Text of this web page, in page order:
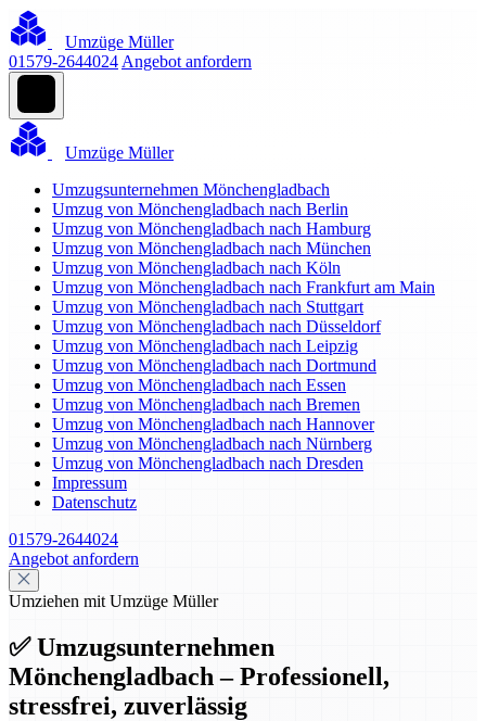
Umzüge Müller
01579-2644024 Angebot anfordern
Umzüge Müller
Umzugsunternehmen Mönchengladbach
Umzug von Mönchengladbach nach Berlin
Umzug von Mönchengladbach nach Hamburg
Umzug von Mönchengladbach nach München
Umzug von Mönchengladbach nach Köln
Umzug von Mönchengladbach nach Frankfurt am Main
Umzug von Mönchengladbach nach Stuttgart
Umzug von Mönchengladbach nach Düsseldorf
Umzug von Mönchengladbach nach Leipzig
Umzug von Mönchengladbach nach Dortmund
Umzug von Mönchengladbach nach Essen
Umzug von Mönchengladbach nach Bremen
Umzug von Mönchengladbach nach Hannover
Umzug von Mönchengladbach nach Nürnberg
Umzug von Mönchengladbach nach Dresden
Impressum
Datenschutz
01579-2644024
Angebot anfordern
Umziehen mit Umzüge Müller
✅ Umzugsunternehmen
Mönchengladbach – Professionell,
stressfrei, zuverlässig